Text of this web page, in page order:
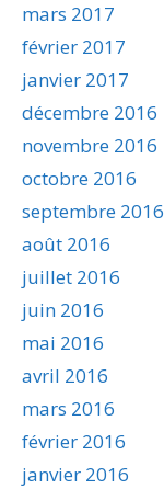
mars 2017
février 2017
janvier 2017
décembre 2016
novembre 2016
octobre 2016
septembre 2016
août 2016
juillet 2016
juin 2016
mai 2016
avril 2016
mars 2016
février 2016
janvier 2016